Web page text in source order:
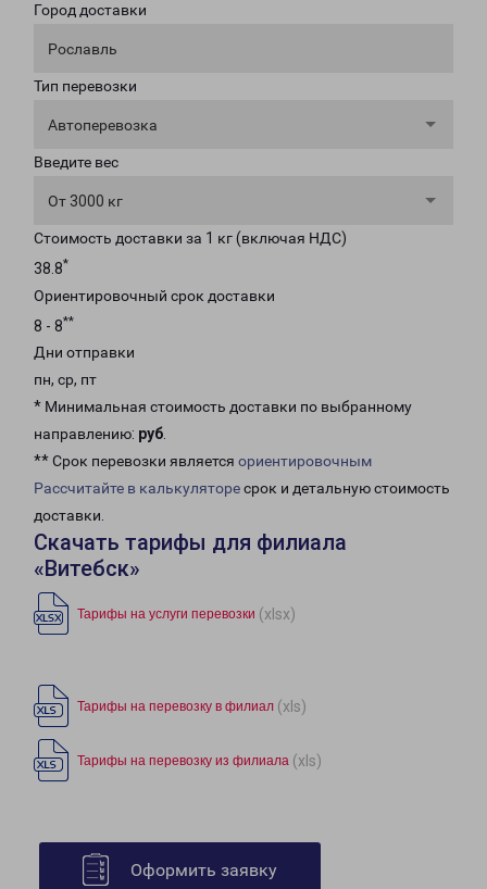
Город доставки
Рославль
Тип перевозки
Автоперевозка
Введите вес
От 3000 кг
Стоимость доставки за 1 кг (включая НДС)
38.8*
Ориентировочный срок доставки
8 - 8**
Дни отправки
пн, ср, пт
* Минимальная стоимость доставки по выбранному
направлению: руб.
** Срок перевозки является ориентировочным
Рассчитайте в калькуляторесрок и детальную стоимость
доставки.
Скачать тарифы для филиала
«Витебск»
Тарифы на услуги перевозки (xlsx)
Тарифы на перевозку в филиал (xls)
Тарифы на перевозку из филиала (xls)
Оформить заявку